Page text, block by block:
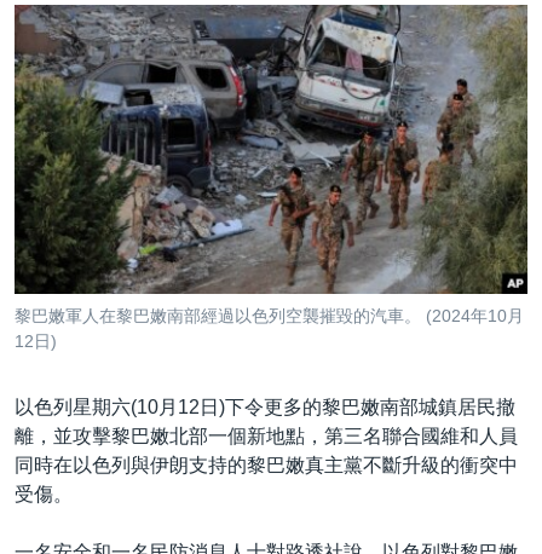
到
導
航
跳
轉
到
索
新聞自由
揭謊頻道
美國
中國
國際
經貿
視頻
每日視頻新聞
美國專訊
視頻存檔
音頻
新聞音頻
海外港人
國語
關注我們
黎巴嫩軍人在黎巴嫩南部經過以色列空襲摧毀的汽車。 (2024年10月
12日)
以色列星期六(10月12日)下令更多的黎巴嫩南部城鎮居民撤
離，並攻擊黎巴嫩北部一個新地點，第三名聯合國維和人員
同時在以色列與伊朗支持的黎巴嫩真主黨不斷升級的衝突中
受傷。